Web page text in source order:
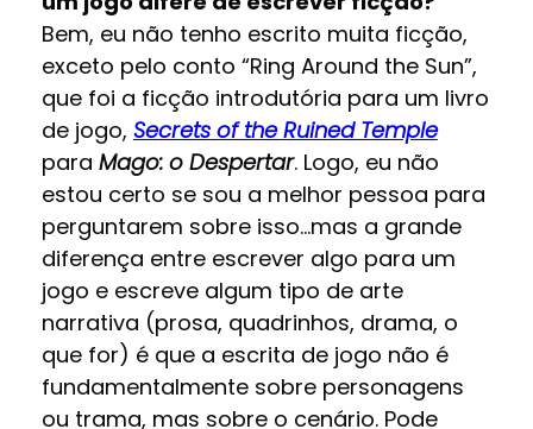
Bem, eu não tenho escrito muita ficção,
exceto pelo conto “Ring Around the Sun”,
que foi a ficção introdutória para um livro
de jogo, Secrets of the Ruined Temple
para Mago: o Despertar. Logo, eu não
estou certo se sou a melhor pessoa para
perguntarem sobre isso…mas a grande
diferença entre escrever algo para um
jogo e escreve algum tipo de arte
narrativa (prosa, quadrinhos, drama, o
que for) é que a escrita de jogo não é
fundamentalmente sobre personagens
ou trama, mas sobre o cenário. Pode